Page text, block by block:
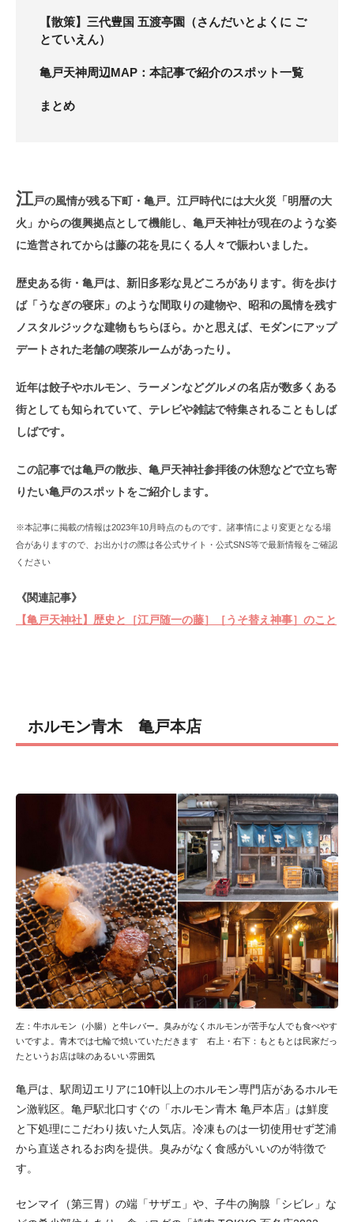
【散策】三代豊国 五渡亭園（さんだいとよくに ご
とていえん）
亀戸天神周辺MAP：本記事で紹介のスポット一覧
まとめ
江戸の風情が残る下町・亀戸。江戸時代には大火災「明暦の大
火」からの復興拠点として機能し、亀戸天神社が現在のような姿
に造営されてからは藤の花を見にくる人々で賑わいました。
歴史ある街・亀戸は、新旧多彩な見どころがあります。街を歩け
ば「うなぎの寝床」のような間取りの建物や、昭和の風情を残す
ノスタルジックな建物もちらほら。かと思えば、モダンにアップ
デートされた老舗の喫茶ルームがあったり。
近年は餃子やホルモン、ラーメンなどグルメの名店が数多くある
街としても知られていて、テレビや雑誌で特集されることもしば
しばです。
この記事では亀戸の散歩、亀戸天神社参拝後の休憩などで立ち寄
りたい亀戸のスポットをご紹介します。
※本記事に掲載の情報は2023年10月時点のものです。諸事情により変更となる場
合がありますので、お出かけの際は各公式サイト・公式SNS等で最新情報をご確認
ください
《関連記事》
【亀戸天神社】歴史と［江戸随一の藤］［うそ替え神事］のこと
ホルモン青木 亀戸本店
左：牛ホルモン（小腸）と牛レバー。臭みがなくホルモンが苦手な人でも食べやす
いですよ。青木では七輪で焼いていただきます 右上・右下：もともとは民家だっ
たというお店は味のあるいい雰囲気
亀戸は、駅周辺エリアに10軒以上のホルモン専門店があるホルモ
ン激戦区。亀戸駅北口すぐの「ホルモン青木 亀戸本店」は鮮度
と下処理にこだわり抜いた人気店。冷凍ものは一切使用せず芝浦
から直送されるお肉を提供。臭みがなく食感がいいのが特徴で
す。
センマイ（第三胃）の端「サザエ」や、子牛の胸腺「シビレ」な